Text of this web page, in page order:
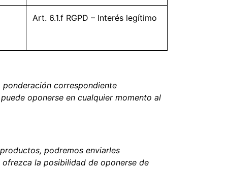
Art. 6.1.f RGPD – Interés legítimo
ponderación correspondiente
oponerse en cualquier momento al
podremos enviarles
la posibilidad de oponerse de